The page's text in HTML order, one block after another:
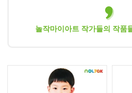
놀작마이아트 작가들의 작품